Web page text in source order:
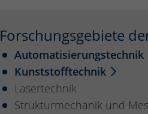
Forschungsgebiete
Automatisierungstechnik
Kunststofftechnik
Lasertechnik
Strukturmechanik und